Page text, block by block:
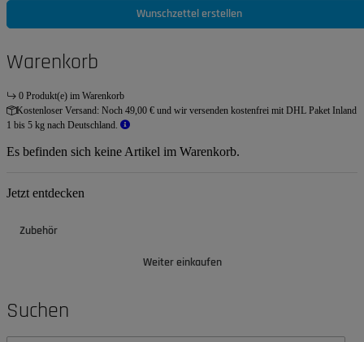
Wunschzettel erstellen
Warenkorb
0 Produkt(e) im Warenkorb
Kostenloser Versand: Noch 49,00 € und wir versenden kostenfrei mit DHL Paket Inland
1 bis 5 kg nach Deutschland.
Es befinden sich keine Artikel im Warenkorb.
Jetzt entdecken
Zubehör
Weiter einkaufen
Suchen